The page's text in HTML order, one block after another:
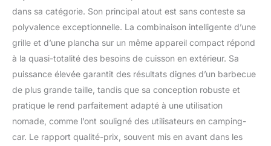
dans sa catégorie. Son principal atout est sans conteste sa
polyvalence exceptionnelle. La combinaison intelligente d’une
grille et d’une plancha sur un même appareil compact répond
à la quasi-totalité des besoins de cuisson en extérieur. Sa
puissance élevée garantit des résultats dignes d’un barbecue
de plus grande taille, tandis que sa conception robuste et
pratique le rend parfaitement adapté à une utilisation
nomade, comme l’ont souligné des utilisateurs en camping-
car. Le rapport qualité-prix, souvent mis en avant dans les